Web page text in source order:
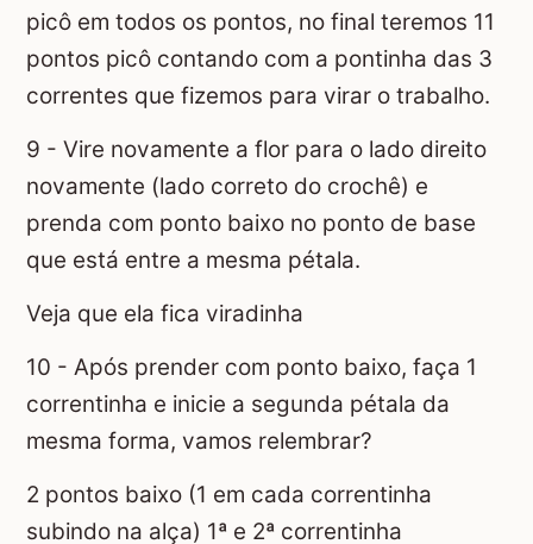
picô em todos os pontos, no final teremos 11
pontos picô contando com a pontinha das 3
correntes que fizemos para virar o trabalho.
9 - Vire novamente a flor para o lado direito
novamente (lado correto do crochê) e
prenda com ponto baixo no ponto de base
que está entre a mesma pétala.
Veja que ela fica viradinha
10 - Após prender com ponto baixo, faça 1
correntinha e inicie a segunda pétala da
mesma forma, vamos relembrar?
2 pontos baixo (1 em cada correntinha
subindo na alça) 1ª e 2ª correntinha